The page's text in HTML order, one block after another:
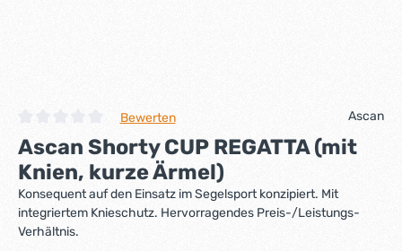
Durchschnittliche Bewertung von 0 von 5 Sternen
Bewerten Ascan
Ascan Shorty CUP REGATTA (mit
Knien, kurze Ärmel)
Konsequent auf den Einsatz im Segelsport konzipiert. Mit
integriertem Knieschutz. Hervorragendes Preis-/Leistungs-
Verhältnis.